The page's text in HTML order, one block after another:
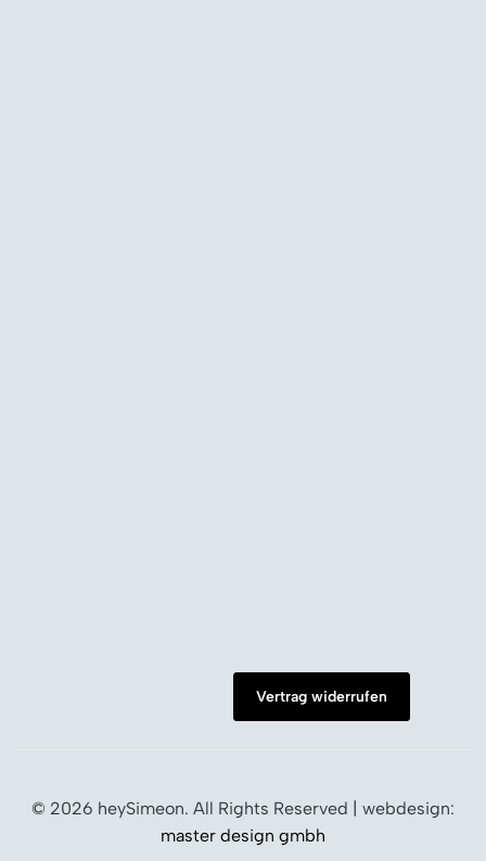
© 2026 heySimeon. All Rights Reserved | webdesign:
master design gmbh
Vertrag widerrufen